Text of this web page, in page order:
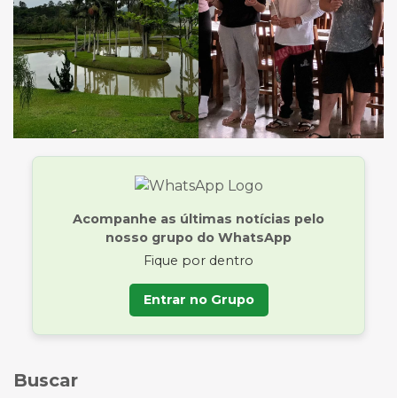
Acompanhe as últimas notícias pelo
nosso grupo do WhatsApp
Fique por dentro
Entrar no Grupo
Buscar